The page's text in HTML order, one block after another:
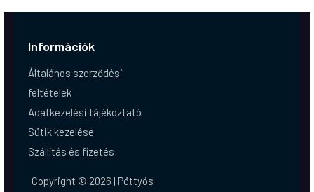
Információk
Általános szerződési
feltételek
Adatkezelési tájékoztató
Sütik kezelése
Szállítás és fizetés
Copyright © 2026 | Pöttyös